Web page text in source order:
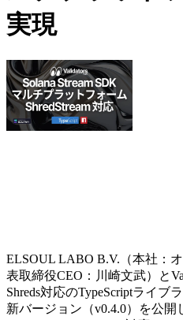
実現
ELSOUL LABO B.V.（本社：
表取締役CEO：川崎文武）と
Shreds対応のTypeScriptライブ
新バージョン（v0.4.0）を公開